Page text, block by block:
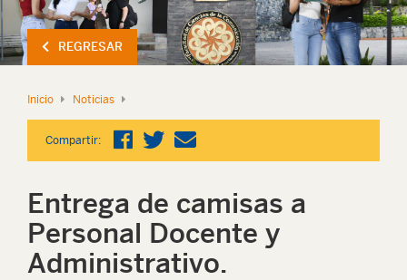
REGRESAR
Inicio Noticias
Compartir:
Entrega de camisas a
Personal Docente y
Administrativo.